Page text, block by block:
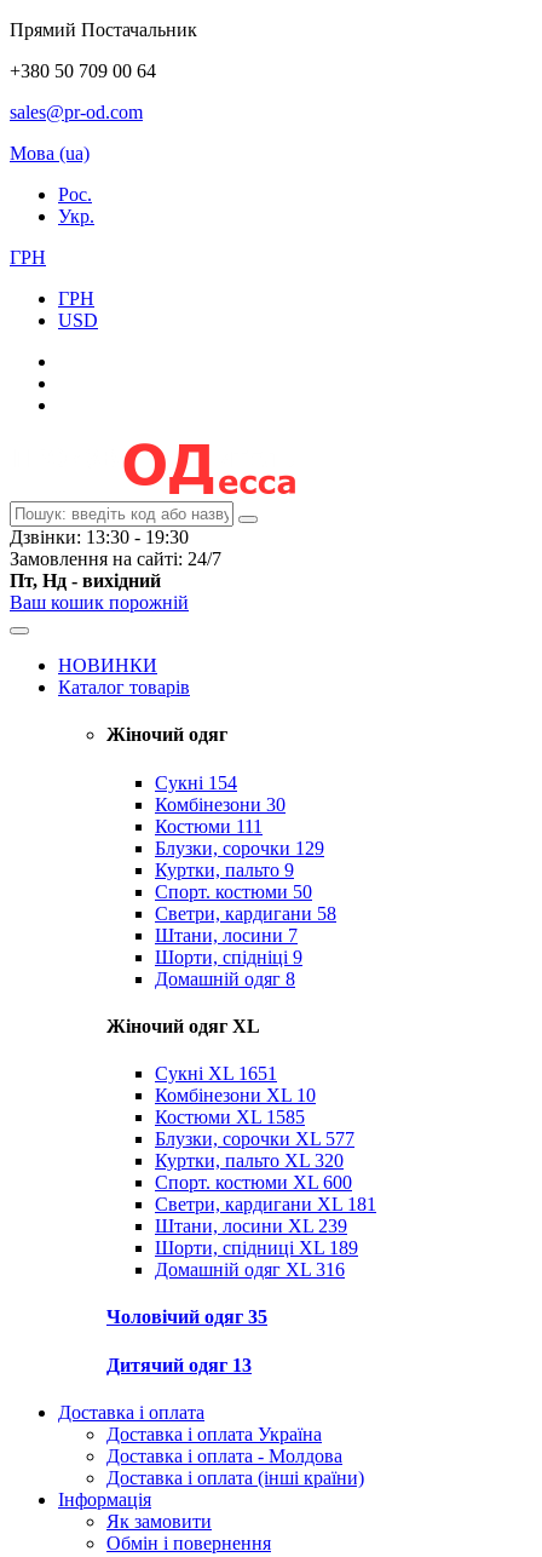
Прямий Постачальник
+380 50 709 00 64
sales@pr-od.com
Мова (ua)
Рос.
Укр.
ГРН
ГРН
USD
Дзвінки: 13:30 - 19:30
Замовлення на сайті: 24/7
Пт, Нд - вихідний
Ваш кошик порожній
НОВИНКИ
Каталог товарів
Жіночий одяг
Сукні 154
Комбінезони 30
Костюми 111
Блузки, сорочки 129
Куртки, пальто 9
Спорт. костюми 50
Светри, кардигани 58
Штани, лосини 7
Шорти, спідніці 9
Домашній одяг 8
Жіночий одяг XL
Cукні XL 1651
Комбінезони XL 10
Костюми XL 1585
Блузки, сорочки XL 577
Куртки, пальто XL 320
Спорт. костюми XL 600
Светри, кардигани XL 181
Штани, лосини XL 239
Шорти, спідниці XL 189
Домашній одяг XL 316
Чоловічий одяг 35
Дитячий одяг 13
Доставка і оплата
Доставка і оплата Україна
Доставка і оплата - Молдова
Доставка і оплата (інші країни)
Інформація
Як замовити
Обмін і повернення